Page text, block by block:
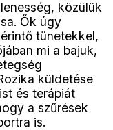
közülük
Ők úgy
tünetekkel,
mi a bajuk,
küldetése
és terápiát
a szűrések
is.